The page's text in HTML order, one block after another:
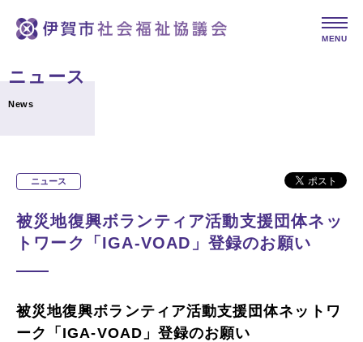
MENU
ニュース
News
ニュース
被災地復興ボランティア活動支援団体ネッ
トワーク「IGA-VOAD」登録のお願い
被災地復興ボランティア活動支援団体ネットワ
ーク「IGA-VOAD」登録のお願い